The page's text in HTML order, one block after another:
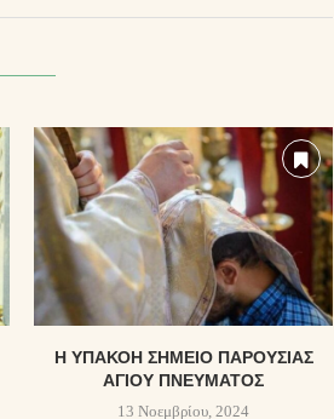
Η ΥΠΑΚΟΉ ΣΗΜΕΊΟ ΠΑΡΟΥΣΊΑΣ
ΑΓΊΟΥ ΠΝΕΎΜΑΤΟΣ
13 Νοεμβρίου, 2024